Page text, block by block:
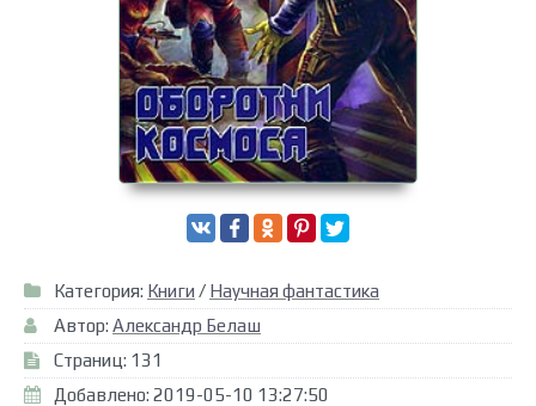
Категория: Книги / Научная фантастика
Автор: Александр Белаш
Страниц: 131
Добавлено: 2019-05-10 13:27:50